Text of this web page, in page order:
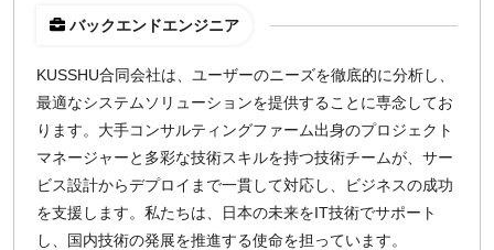
バックエンドエンジニア
KUSSHU合同会社は、ユーザーのニーズを徹底的に分析し、
最適なシステムソリューションを提供することに専念してお
ります。大手コンサルティングファーム出身のプロジェクト
マネージャーと多彩な技術スキルを持つ技術チームが、サー
ビス設計からデプロイまで一貫して対応し、ビジネスの成功
を支援します。私たちは、日本の未来をIT技術でサポート
し、国内技術の発展を推進する使命を担っています。